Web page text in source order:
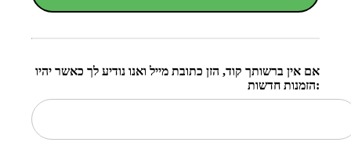
אם אין ברשותך קוד, הזן כתובת מייל ואנו נודיע לך כאשר יהיו
הזמנות חדשות: